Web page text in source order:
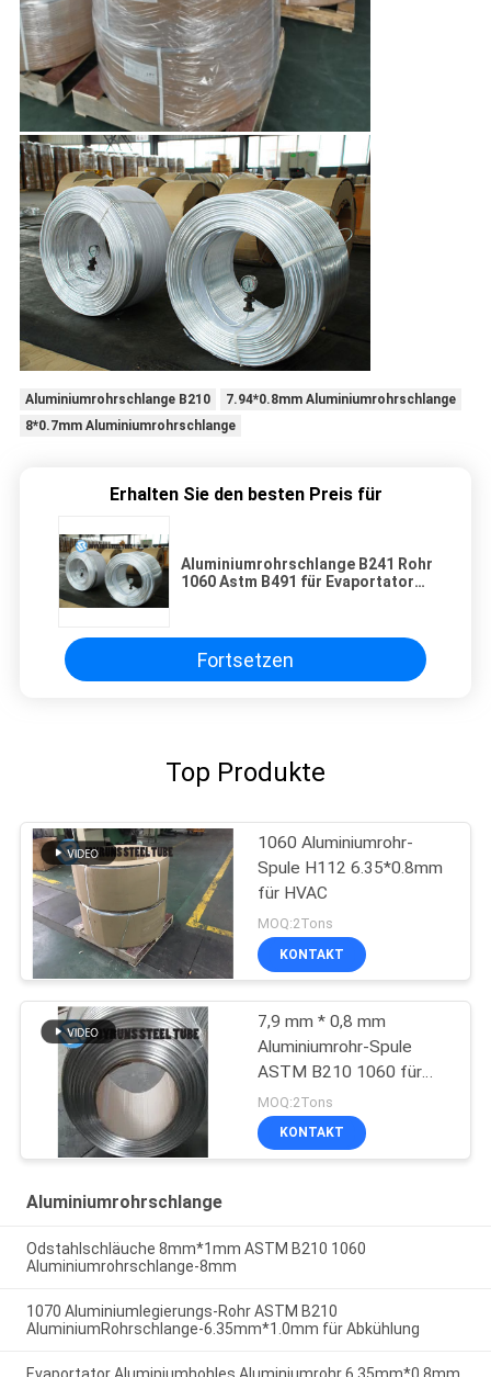
Aluminiumrohrschlange B210
7.94*0.8mm Aluminiumrohrschlange
8*0.7mm Aluminiumrohrschlange
Erhalten Sie den besten Preis für
Aluminiumrohrschlange B241 Rohr
1060 Astm B491 für Evaportator
Fortsetzen
Top Produkte
1060 Aluminiumrohr-
Spule H112 6.35*0.8mm
für HVAC
MOQ:2Tons
KONTAKT
7,9 mm * 0,8 mm
Aluminiumrohr-Spule
ASTM B210 1060 für
Verdampfer
MOQ:2Tons
KONTAKT
Aluminiumrohrschlange
Odstahlschläuche 8mm*1mm ASTM B210 1060
Aluminiumrohrschlange-8mm
1070 Aluminiumlegierungs-Rohr ASTM B210
AluminiumRohrschlange-6.35mm*1.0mm für Abkühlung